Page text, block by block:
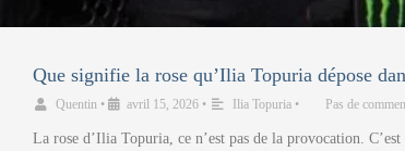
Que signifie la rose qu’Ilia Topuria dépose
Quentin • avril 15, 2026 • Ilia Topuria • Pas de
La rose d’Ilia Topuria, ce n’est pas de la provocation.